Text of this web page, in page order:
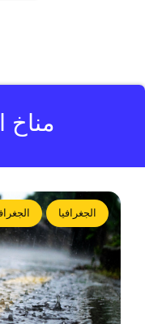
مناخ
الجغرافيا